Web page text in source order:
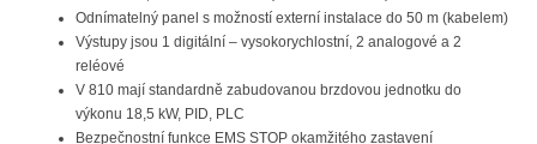
Odnímatelný panel s možností externí instalace do 50 m (kabelem)
Výstupy jsou 1 digitální – vysokorychlostní, 2 analogové a 2
reléové
V 810 mají standardně zabudovanou brzdovou jednotku do
výkonu 18,5 kW, PID, PLC
Bezpečnostní funkce EMS STOP okamžitého zastavení